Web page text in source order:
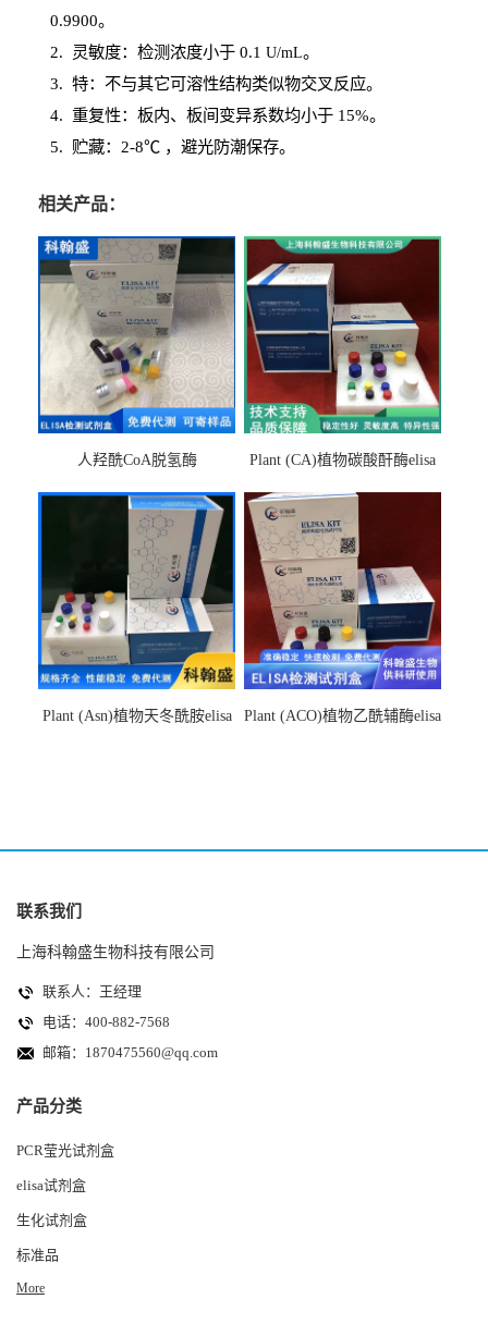
0.9900。
2. 灵敏度：检测浓度小于0.1 U/mL。
3. 特：不与其它可溶性结构类似物交叉反应。
4. 重复性：板内、板间变异系数均小于15%。
5. 贮藏：2-8℃ ，避光防潮保存。
相关产品：
人羟酰CoA脱氢酶
Plant (CA)植物碳酸酐酶elisa
Plant (Asn)植物天冬酰胺elisa
Plant (ACO)植物乙酰辅酶elisa
联系我们
上海科翰盛生物科技有限公司
联系人：王经理
电话：400-882-7568
邮箱： 1870475560@qq.com
产品分类
PCR莹光试剂盒
elisa试剂盒
生化试剂盒
标准品
More